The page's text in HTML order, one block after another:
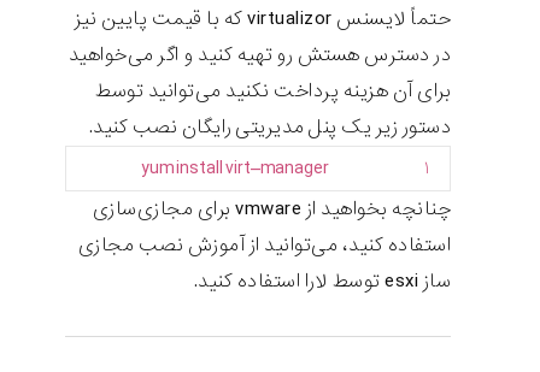
حتماً لایسنس virtualizor که با قیمت پایین نیز
در دسترس هستش رو تهیه کنید و اگر می‌خواهید
برای آن هزینه پرداخت نکنید می‌توانید توسط
دستور زیر یک پنل مدیریتی رایگان نصب کنید.
۱ yuminstallvirt–manager
چنانچه بخواهید از vmware برای مجازی‌سازی
استفاده کنید، می‌توانید از آموزش نصب مجازی
ساز esxi توسط لارا استفاده کنید.